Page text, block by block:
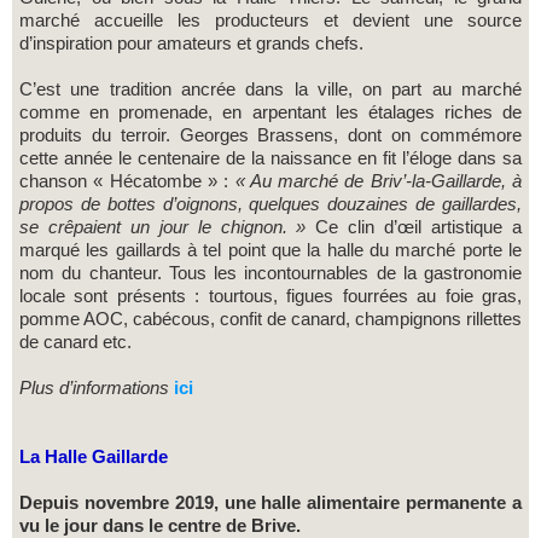
marché accueille les producteurs et devient une source
d’inspiration pour amateurs et grands chefs.
C’est une tradition ancrée dans la ville, on part au marché
comme en promenade, en arpentant les étalages riches de
produits du terroir. Georges Brassens, dont on commémore
cette année le centenaire de la naissance en fit l’éloge dans sa
chanson « Hécatombe » : « Au marché de Briv’-la-Gaillarde, à
propos de bottes d’oignons, quelques douzaines de gaillardes,
se crêpaient un jour le chignon. » Ce clin d’œil artistique a
marqué les gaillards à tel point que la halle du marché porte le
nom du chanteur. Tous les incontournables de la gastronomie
locale sont présents : tourtous, figues fourrées au foie gras,
pomme AOC, cabécous, confit de canard, champignons rillettes
de canard etc.
Plus d’informations ici
La Halle Gaillarde
Depuis novembre 2019, une halle alimentaire permanente a
vu le jour dans le centre de Brive.